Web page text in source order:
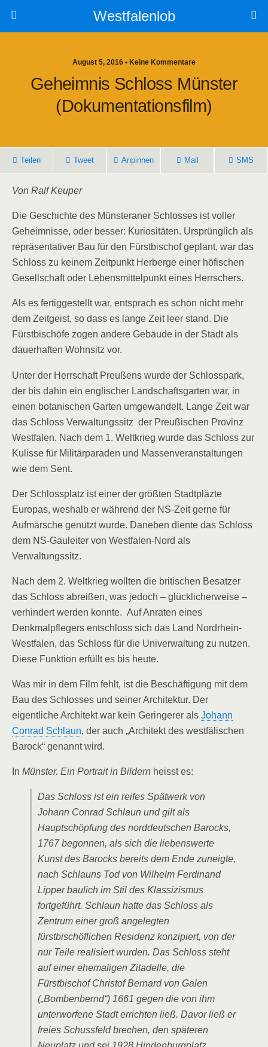
Westfalenlob
August 5, 2016 • Keine Kommentare
Geheimnis Schloss Münster
(Dokumentationsfilm)
Teilen Tweet Anpinnen Mail SMS
Von Ralf Keuper
Die Geschichte des Münsteraner Schlosses ist voller
Geheimnisse, oder besser: Kuriositäten. Ursprünglich als
repräsentativer Bau für den Fürstbischof geplant, war das
Schloss zu keinem Zeitpunkt Herberge einer höfischen
Gesellschaft oder Lebensmittelpunkt eines Herrschers.
Als es fertiggestellt war, entsprach es schon nicht mehr
dem Zeitgeist, so dass es lange Zeit leer stand. Die
Fürstbischöfe zogen andere Gebäude in der Stadt als
dauerhaften Wohnsitz vor.
Unter der Herrschaft Preußens wurde der Schlosspark,
der bis dahin ein englischer Landschaftsgarten war, in
einen botanischen Garten umgewandelt. Lange Zeit war
das Schloss Verwaltungssitz der Preußischen Provinz
Westfalen. Nach dem 1. Weltkrieg wurde das Schloss zur
Kulisse für Militärparaden und Massenveranstaltungen
wie dem Sent.
Der Schlossplatz ist einer der größten Stadtpläzte
Europas, weshalb er während der NS-Zeit gerne für
Aufmärsche genutzt wurde. Daneben diente das Schloss
dem NS-Gauleiter von Westfalen-Nord als
Verwaltungssitz.
Nach dem 2. Weltkrieg wollten die britischen Besatzer
das Schloss abreißen, was jedoch – glücklicherweise –
verhindert werden konnte. Auf Anraten eines
Denkmalpflegers entschloss sich das Land Nordrhein-
Westfalen, das Schloss für die Univerwaltung zu nutzen.
Diese Funktion erfüllt es bis heute.
Was mir in dem Film fehlt, ist die Beschäftigung mit dem
Bau des Schlosses und seiner Architektur. Der
eigentliche Architekt war kein Geringerer als Johann
Conrad Schlaun, der auch „Architekt des westfälischen
Barock“ genannt wird.
In Münster. Ein Portrait in Bildern heisst es:
Das Schloss ist ein reifes Spätwerk von
Johann Conrad Schlaun und gilt als
Hauptschöpfung des norddeutschen Barocks,
1767 begonnen, als sich die liebenswerte
Kunst des Barocks bereits dem Ende zuneigte,
nach Schlauns Tod von Wilhelm Ferdinand
Lipper baulich im Stil des Klassizismus
fortgeführt. Schlaun hatte das Schloss als
Zentrum einer groß angelegten
fürstbischöflichen Residenz konzipiert, von der
nur Teile realisiert wurden. Das Schloss steht
auf einer ehemaligen Zitadelle, die
Fürstbischof Christof Bernard von Galen
(„Bombenbernd“) 1661 gegen die von ihm
unterworfene Stadt errichten ließ. Davor ließ er
freies Schussfeld brechen, den späteren